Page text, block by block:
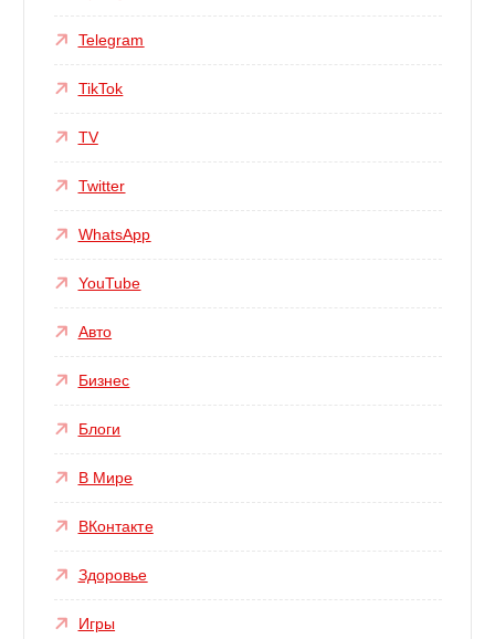
Telegram
TikTok
TV
Twitter
WhatsApp
YouTube
Авто
Бизнес
Блоги
В Мире
ВКонтакте
Здоровье
Игры